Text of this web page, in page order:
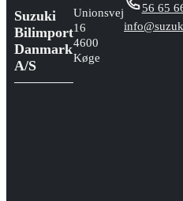
Suzuki
Bilimport
Danmark
A/S
Unionsvej
16
4600
Køge
56 65